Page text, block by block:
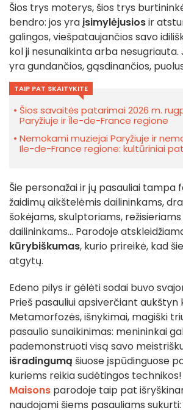
Šios trys moterys, šios trys
bendro: jos yraįsimylėjusiosir
galingos, viešpataujančios savo
kol ji nesunaikinta arba nesugriauta.
yra gundančios, gąsdinančios,
TAIP PAT SKAITYKITE
Šios savaitės patarimai 2026 m.
Paryžiuje ir Île-de-France regione
Nemokami muziejai Paryžiuje ir
Ile-de-France regione: kultūriniai
Šie personažai ir jų pasauliai tampa
žaidimų aikštelėmis dailininkams,
šokėjams, skulptoriams,
dailininkams... Parodoje
kūrybiškumas, kurio prireikė, kad
atgytų.
Edeno pilys ir gėlėti sodai buvo
Prieš pasauliui apsiverčiant aukštyn
Metamorfozės, išnykimai, magiški
pasaulio sunaikinimas: menininkai
pademonstruoti visą savo
išradingumą šiuose įspūdinguose
kuriems reikia sudėtingos technikos!
Maisons parodoje taip pat
naudojami šiems pasauliams